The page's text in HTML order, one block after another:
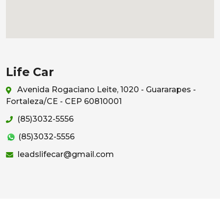
Life Car
Avenida Rogaciano Leite, 1020 - Guararapes -
Fortaleza/CE - CEP 60810001
(85)3032-5556
(85)3032-5556
leadslifecar@gmail.com